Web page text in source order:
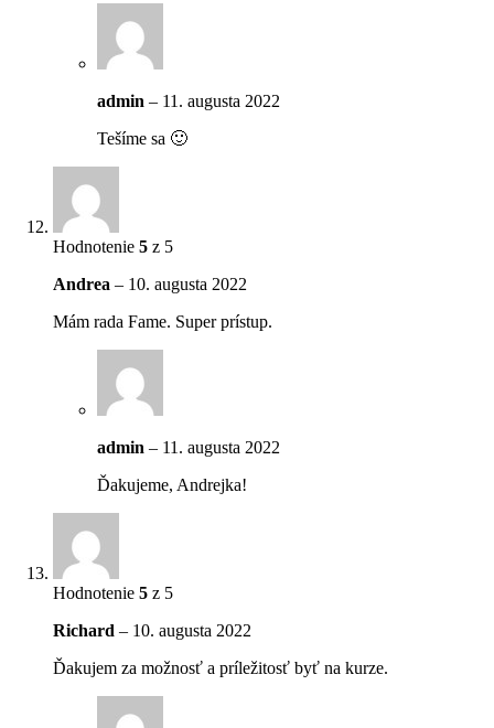
admin – 11. augusta 2022
Tešíme sa 🙂
Hodnotenie 5 z 5
Andrea – 10. augusta 2022
Mám rada Fame. Super prístup.
admin – 11. augusta 2022
Ďakujeme, Andrejka!
Hodnotenie 5 z 5
Richard – 10. augusta 2022
Ďakujem za možnosť a príležitosť byť na kurze.